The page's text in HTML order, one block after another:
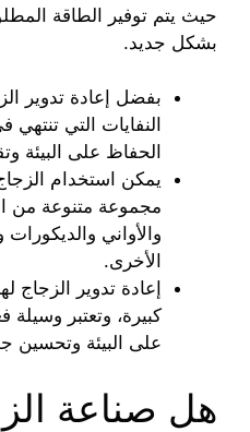
حيث يتم توفير الطاقة
بشكل جديد.
بفضل إعادة تدوير
النفايات التي
الحفاظ على البيئة
يمكن استخدام
مجموعة متنوعة من
والأواني
الأخرى.
إعادة تدوير الزجاج
كبيرة، وتعتبر
على البيئة وتحسين
هل صناعة